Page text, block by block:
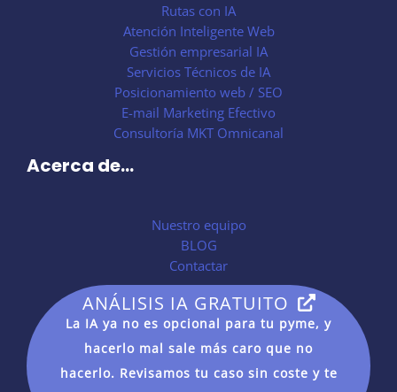
Rutas con IA
Atención Inteligente Web
Gestión empresarial IA
Servicios Técnicos de IA
Posicionamiento web / SEO
E-mail Marketing Efectivo
Consultoría MKT Omnicanal
Acerca de...
Nuestro equipo
BLOG
Contactar
ANÁLISIS IA GRATUITO
La IA ya no es opcional para tu pyme, y
hacerlo mal sale más caro que no
hacerlo. Revisamos tu caso sin coste y te